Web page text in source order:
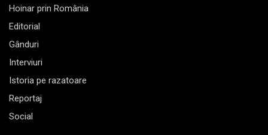
Hoinar prin România
Editorial
Gânduri
Interviuri
Istoria pe razatoare
Reportaj
Social